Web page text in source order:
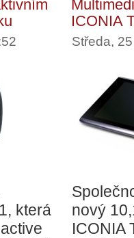
která
ICONIA
Středa,
nový
ICONIA